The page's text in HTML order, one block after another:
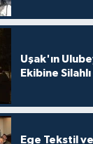
Uşak'ın
Ekibine Silahlı
Ege Tekstil